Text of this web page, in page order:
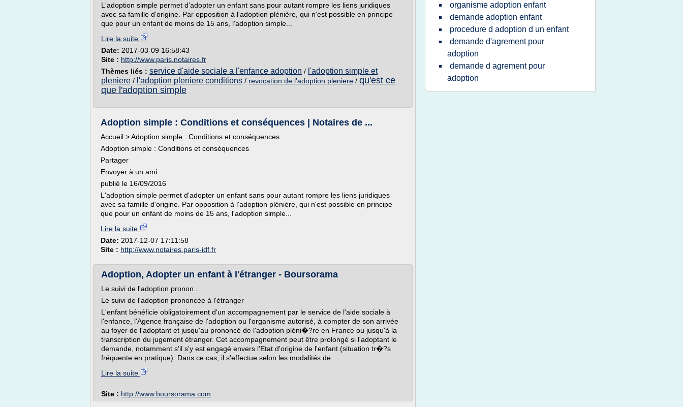
L'adoption simple permet d'adopter un enfant sans pour autant rompre les liens juridiques
avec sa famille d'origine. Par opposition à l'adoption plénière, qui n'est possible en principe
que pour un enfant de moins de 15 ans, l'adoption simple...
Lire la suite
Date: 2017-03-09 16:58:43
Site : http://www.paris.notaires.fr
Thèmes liés : service d'aide sociale a l'enfance adoption / l'adoption simple et
pleniere / l'adoption pleniere conditions / revocation de l'adoption pleniere / qu'est ce
que l'adoption simple
Adoption simple : Conditions et conséquences | Notaires de ...
Accueil > Adoption simple : Conditions et conséquences
Adoption simple : Conditions et conséquences
Partager
Envoyer à un ami
publié le 16/09/2016
L'adoption simple permet d'adopter un enfant sans pour autant rompre les liens juridiques
avec sa famille d'origine. Par opposition à l'adoption plénière, qui n'est possible en principe
que pour un enfant de moins de 15 ans, l'adoption simple...
Lire la suite
Date: 2017-12-07 17:11:58
Site : http://www.notaires.paris-idf.fr
Adoption, Adopter un enfant à l'étranger - Boursorama
Le suivi de l'adoption pronon...
Le suivi de l'adoption prononcée à l'étranger
L'enfant bénéficie obligatoirement d'un accompagnement par le service de l'aide sociale à
l'enfance, l'Agence française de l'adoption ou l'organisme autorisé, à compter de son arrivée
au foyer de l'adoptant et jusqu'au prononcé de l'adoption pléni�?re en France ou jusqu'à la
transcription du jugement étranger. Cet accompagnement peut être prolongé si l'adoptant le
demande, notamment s'il s'y est engagé envers l'Etat d'origine de l'enfant (situation tr�?s
fréquente en pratique). Dans ce cas, il s'effectue selon les modalités de...
Lire la suite
Site : http://www.boursorama.com
organisme adoption enfant
demande adoption enfant
procedure d adoption d un enfant
demande d'agrement pour
adoption
demande d agrement pour
adoption